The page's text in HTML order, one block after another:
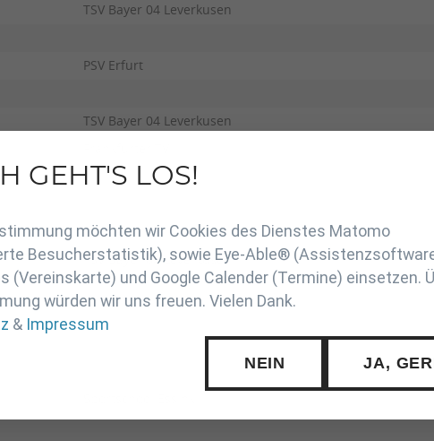
TSV Bayer 04 Leverkusen
PSV Erfurt
TSV Bayer 04 Leverkusen
TSV Bayer 04 Leverkusen
GEHT'S LOS!
möchten wir Cookies des Dienstes Matomo
Besucherstatistik), sowie Eye-Able®
(Vereinskarte) und Google Calender (Termine) einsetzen.
würden wir uns freuen. Vielen Dank.
& Impressum
NEIN JA,